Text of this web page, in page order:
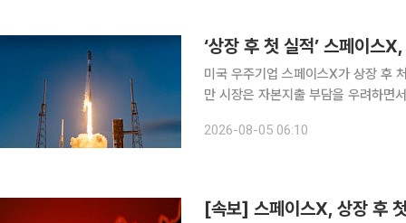
미국 우주기업 스페이스X가 상장 후
만 시장은 자본지출 부담을 우려하면서 주가를 끌어내렸다. 4
전년 동기 대비 92% 급증한 78억
2026-08-05 06:10
[속보] 스페이스X, 상장 후